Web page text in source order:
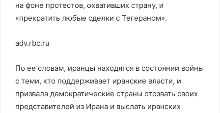
на фоне протестов, охвативших страну, и
«прекратить любые сделки с Тегераном».
adv.rbc.ru
По ее словам, иранцы находятся в состоянии войны
с теми, кто поддерживает иранские власти, и
призвала демократические страны отозвать своих
представителей из Ирана и выслать иранских